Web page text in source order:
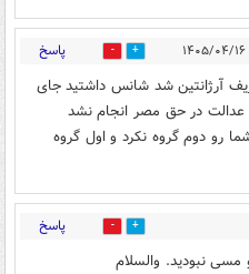
0 پاسخ
آرژانتین شد شانس داشتید جای
عدالت در حق مصر انجام نشد
رو دوم گروه نکرد و اول گروه
1 پاسخ
مسی نبودید. والسلام